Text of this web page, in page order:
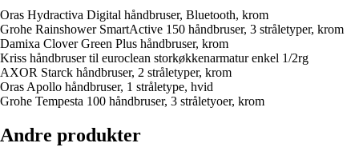
Oras Hydractiva Digital håndbruser, Bluetooth, krom
Grohe Rainshower SmartActive 150 håndbruser, 3 stråletyper, krom
Damixa Clover Green Plus håndbruser, krom
Kriss håndbruser til euroclean storkøkkenarmatur enkel 1/2rg
AXOR Starck håndbruser, 2 stråletyper, krom
Oras Apollo håndbruser, 1 stråletype, hvid
Grohe Tempesta 100 håndbruser, 3 stråletyoer, krom
Andre produkter